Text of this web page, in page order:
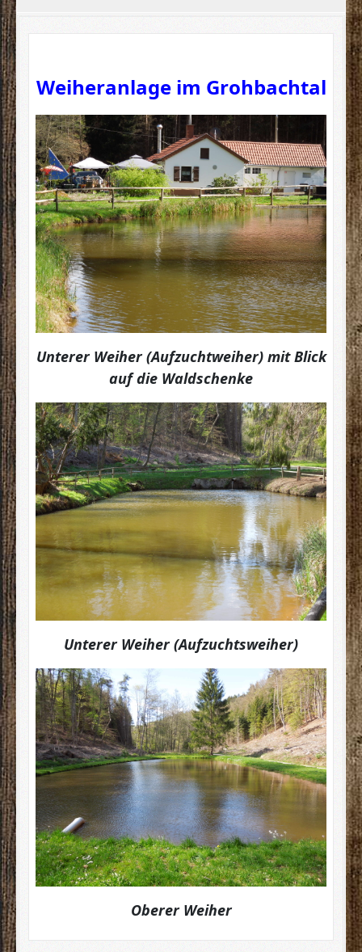
Weiheranlage im Grohbachtal
Unterer Weiher (Aufzuchtweiher) mit Blick
auf die Waldschenke
Unterer Weiher (Aufzuchtsweiher)
Oberer Weiher